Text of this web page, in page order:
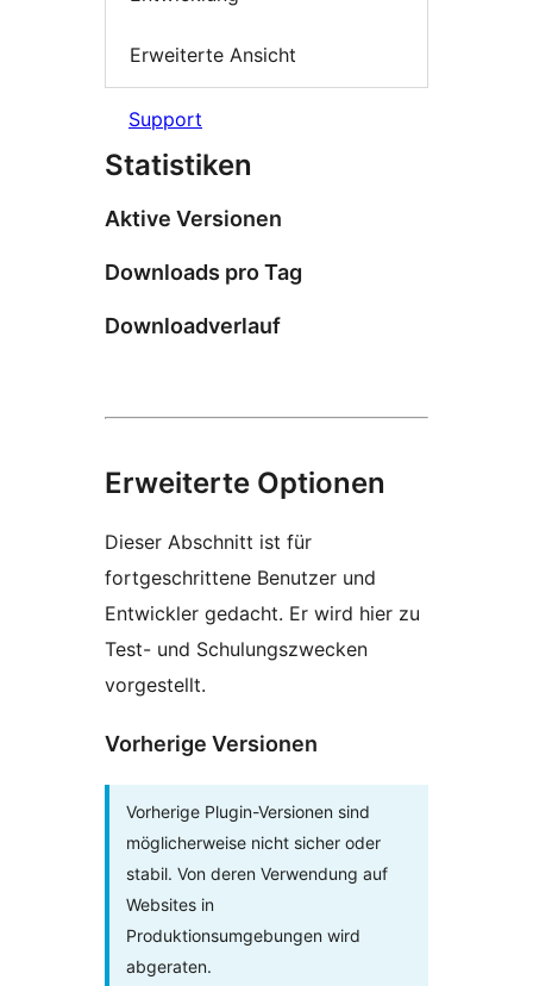
Erweiterte Ansicht
Support
Statistiken
Aktive Versionen
Downloads pro Tag
Downloadverlauf
Erweiterte Optionen
Dieser Abschnitt ist für
fortgeschrittene Benutzer und
Entwickler gedacht. Er wird hier zu
Test- und Schulungszwecken
vorgestellt.
Vorherige Versionen
Vorherige Plugin-Versionen sind
möglicherweise nicht sicher oder
stabil. Von deren Verwendung auf
Websites in
Produktionsumgebungen wird
abgeraten.